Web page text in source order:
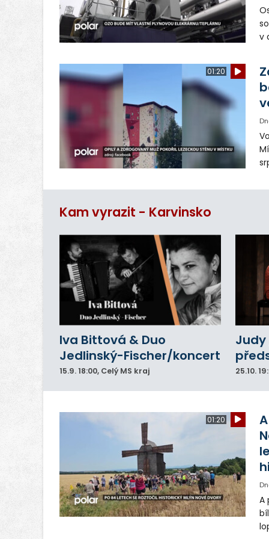
v
01:20
Kam vyrazit - Karvinsko
Iva Bittová & Duo
Jedlinský-Fischer/koncert
15.9.18:00, Celý MS kraj 25.10.
01:20
A